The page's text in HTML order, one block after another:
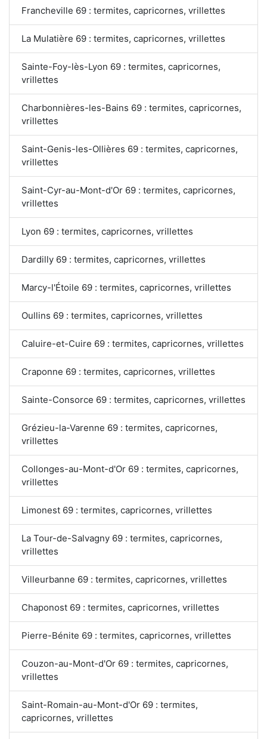
Francheville 69 : termites, capricornes, vrillettes
La Mulatière 69 : termites, capricornes, vrillettes
Sainte-Foy-lès-Lyon 69 : termites, capricornes,
vrillettes
Charbonnières-les-Bains 69 : termites, capricornes,
vrillettes
Saint-Genis-les-Ollières 69 : termites, capricornes,
vrillettes
Saint-Cyr-au-Mont-d'Or 69 : termites, capricornes,
vrillettes
Lyon 69 : termites, capricornes, vrillettes
Dardilly 69 : termites, capricornes, vrillettes
Marcy-l'Étoile 69 : termites, capricornes, vrillettes
Oullins 69 : termites, capricornes, vrillettes
Caluire-et-Cuire 69 : termites, capricornes, vrillettes
Craponne 69 : termites, capricornes, vrillettes
Sainte-Consorce 69 : termites, capricornes, vrillettes
Grézieu-la-Varenne 69 : termites, capricornes,
vrillettes
Collonges-au-Mont-d'Or 69 : termites, capricornes,
vrillettes
Limonest 69 : termites, capricornes, vrillettes
La Tour-de-Salvagny 69 : termites, capricornes,
vrillettes
Villeurbanne 69 : termites, capricornes, vrillettes
Chaponost 69 : termites, capricornes, vrillettes
Pierre-Bénite 69 : termites, capricornes, vrillettes
Couzon-au-Mont-d'Or 69 : termites, capricornes,
vrillettes
Saint-Romain-au-Mont-d'Or 69 : termites,
capricornes, vrillettes